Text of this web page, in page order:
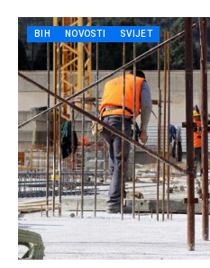
BIH NOVOSTI SVIJET